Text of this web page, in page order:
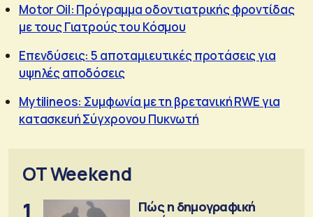
Motor Oil: Πρόγραμμα οδοντιατρικής φροντίδας
με τους Γιατρούς του Κόσμου
Επενδύσεις: 5 αποταμιευτικές προτάσεις για
υψηλές αποδόσεις
Mytilineos: Συμφωνία με τη βρετανική RWE για
κατασκευή Σύγχρονου Πυκνωτή
OT Weekend
1
Πώς η δημογραφική